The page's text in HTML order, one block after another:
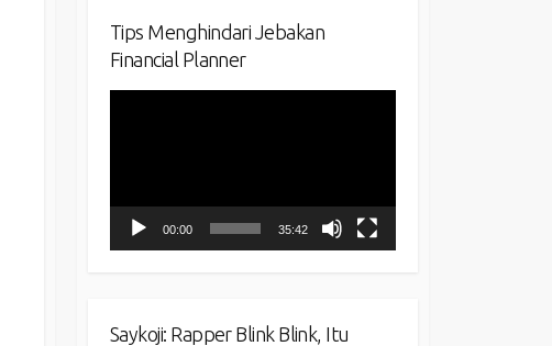
Tips Menghindari Jebakan
Financial Planner
00:00 35:42
Saykoji: Rapper Blink Blink, Itu